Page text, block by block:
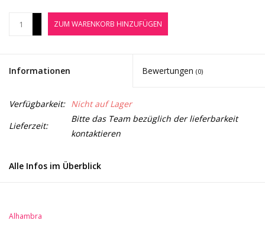
Jobbörse
Marken
ZUM WARENKORB HINZUFÜGEN
Informationen Bewertungen (0)
Verfügbarkeit: Nicht auf Lager
Lieferzeit:
Bitte das Team bezüglich der lieferbarkeit
kontaktieren
Alle Infos im Überblick
- Boden und Zargen: Palisander
Alhambra